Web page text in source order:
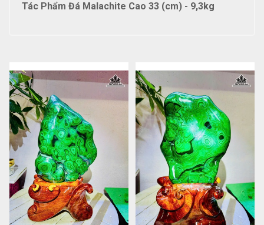
Tác Phẩm Đá Malachite Cao 33 (cm) - 9,3kg